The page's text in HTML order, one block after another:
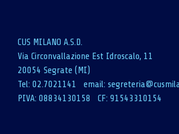
CUS MILANO A.S.D.
Via Circonvallazione Est Idroscalo, 11
20054 Segrate (MI)
Tel: 02.7021141 email:
PIVA: 08834130158 CF: 91543310154